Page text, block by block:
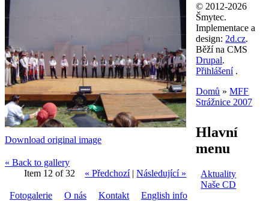
Download original image
« Back to gallery
Item 12 of 32
« Předchozí|Následující »
© 2012-2026
Šmytec.
Implementace a
design: 2d.cz.
Běží na CMS
Drupal.
Přihlášení.
Jste zde
Domů »MFF
Strážnice 2007
Hlavní
menu
Aktuality
Naše CD
Fotogalerie
O nás Kontakt English info